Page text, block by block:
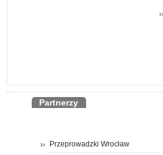
Partnerzy
Przeprowadzki Wrocław